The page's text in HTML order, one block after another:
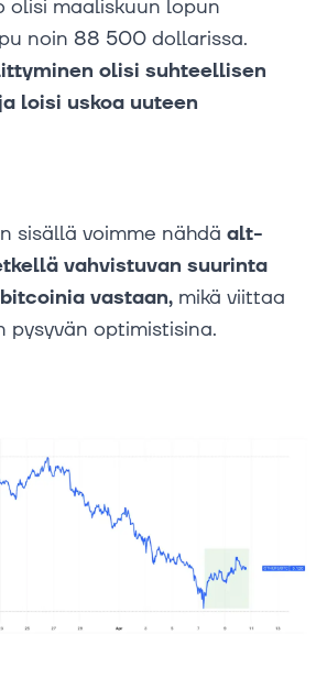
olisi maaliskuun lopun
noin 88 500 dollarissa.
olisi suhteellisen
loisi uskoa uuteen
sisällä voimme nähdä alt-
vahvistuvan suurinta
vastaan, mikä viittaa
pysyvän optimistisina.